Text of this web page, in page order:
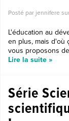
Posté par jennifere
L'éducation au
en plus, mais d'où
vous proposons
Lire la suite »
Série